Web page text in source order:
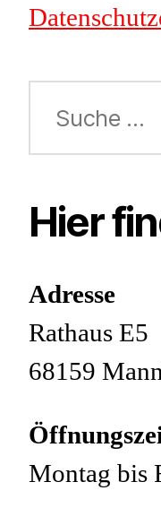
nach:
Hier
Adresse
Rathaus E5
68159
Montag bis